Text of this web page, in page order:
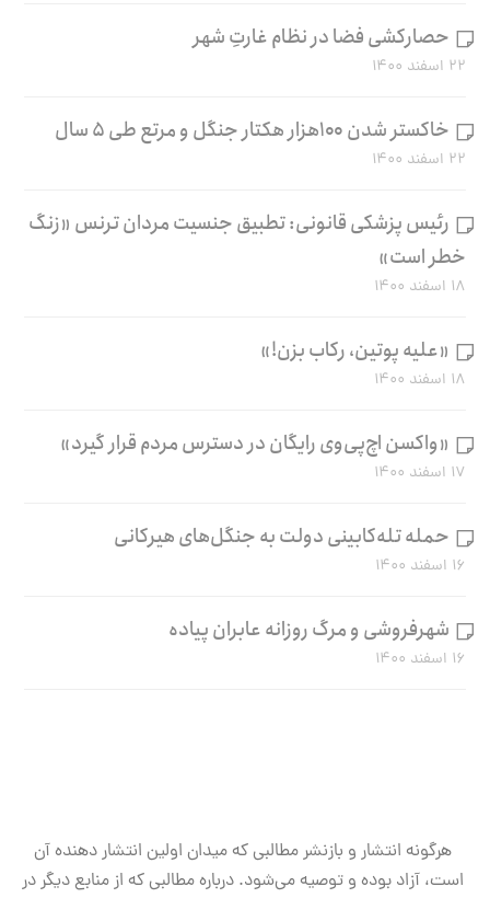
حصارکشی فضا در نظام غارتِ شهر
۲۲ اسفند ۱۴۰۰
خاکستر شدن ۱۰۰هزار هکتار جنگل و مرتع طی ۵ سال
۲۲ اسفند ۱۴۰۰
رئیس پزشکی قانونی: تطبیق جنسیت مردان ترنس «زنگ
خطر است»
۱۸ اسفند ۱۴۰۰
«علیه پوتین، رکاب بزن!»
۱۸ اسفند ۱۴۰۰
«واکسن اچ‌پی‌وی رایگان در دسترس مردم قرار گیرد»
۱۷ اسفند ۱۴۰۰
حمله تله‌کابینی دولت به جنگل‌های هیرکانی
۱۶ اسفند ۱۴۰۰
شهرفروشی و مرگ روزانه عابران پیاده
۱۶ اسفند ۱۴۰۰
هرگونه انتشار و بازنشر مطالبی که میدان اولین انتشار دهنده آن
است، آزاد بوده و توصیه می‌شود. درباره مطالبی که از منابع دیگر در